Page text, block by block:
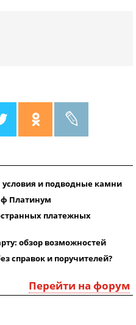
и подводные камни
Платинум
платежных
обзор возможностей
справок и поручителей?
Перейти на форум